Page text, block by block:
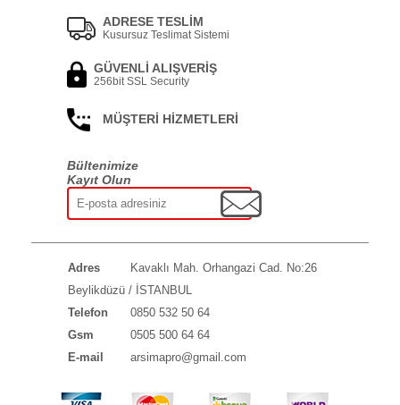
ADRESE TESLİM
Kusursuz Teslimat Sistemi
GÜVENLİ ALIŞVERİŞ
256bit SSL Security
MÜŞTERİ HİZMETLERİ
Bültenimize
Kayıt Olun
Adres
Kavaklı Mah. Orhangazi Cad. No:26
Beylikdüzü / İSTANBUL
Telefon
0850 532 50 64
Gsm
0505 500 64 64
E-mail
arsimapro@gmail.com